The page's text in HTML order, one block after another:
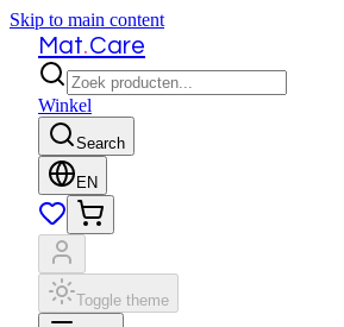
Skip to main content
Mat.Care
Winkel
Search
EN
Toggle theme